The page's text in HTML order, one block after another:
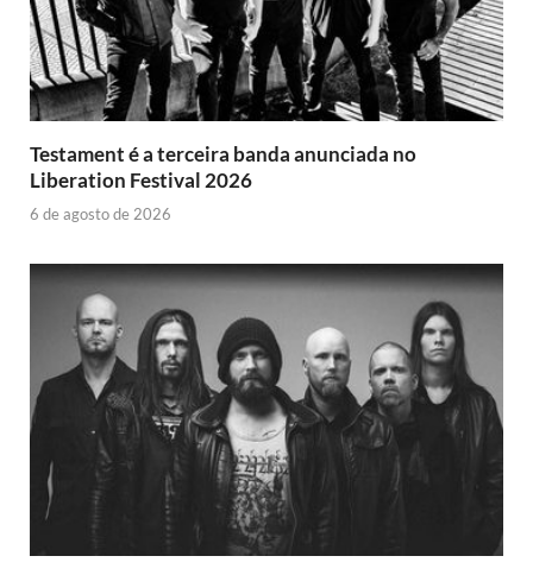
Testament é a terceira banda anunciada no
Liberation Festival 2026
6 de agosto de 2026